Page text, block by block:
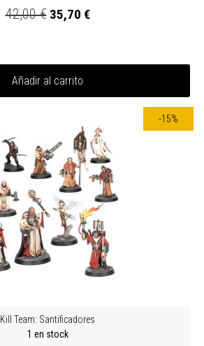
42,00 € 35,70 €
Añadir al carrito
-15%
Kill Team: Santificadores
1 en stock